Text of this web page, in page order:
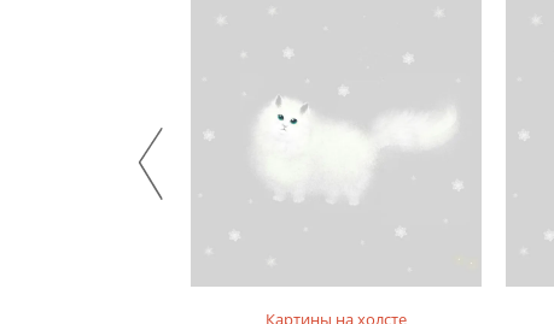
Картины на холсте